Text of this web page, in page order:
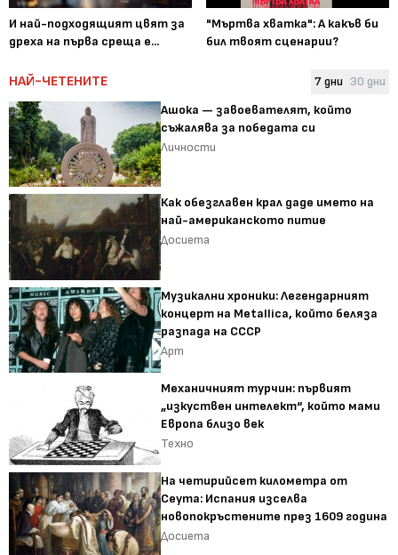
И най-подходящият цвят за
дреха на първа среща е...
"Мъртва хватка": А какъв би
бил твоят сценарии?
НАЙ-ЧЕТЕНИТЕ 7 дни 30 дни
Ашока — завоевателят, който
съжалява за победата си
Личности
Как обезглавен крал даде името на
най-американското питие
Досиета
Музикални хроники: Легендарният
концерт на Metallica, който беляза
разпада на СССР
Арт
Механичният турчин: първият
„изкуствен интелект“, който мами
Европа близо век
Техно
На четирийсет километра от
Сеута: Испания изселва
новопокръстените през 1609 година
Досиета